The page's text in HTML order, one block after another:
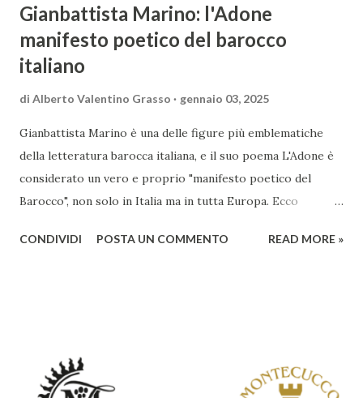
Gianbattista Marino: l'Adone
manifesto poetico del barocco
italiano
di Alberto Valentino Grasso gennaio 03, 2025
Gianbattista Marino è una delle figure più emblematiche
della letteratura barocca italiana, e il suo poema L'Adone è
considerato un vero e proprio "manifesto poetico del
Barocco", non solo in Italia ma in tutta Europa. Ecco
rendono un'opera fondamentale per il periodo. Marino fu
abbracciando invece i principi del Barocco: l'arte come
meraviglia, l'ostentazione della tecnica e la ricerca del
CONDIVIDI POSTA UN COMMENTO READ MORE »